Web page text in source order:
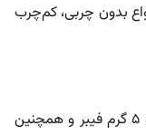
بدون چربی، کم‌چرب
هر فنجان از این غله کامل ۸ گرم پروتئین و ۵ گرم فیبر و همچنین